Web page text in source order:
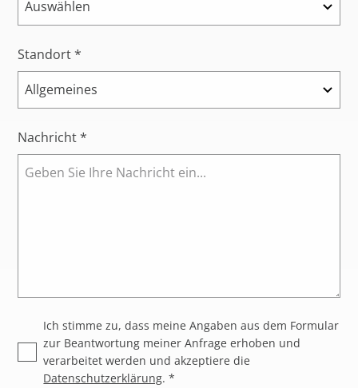
Standort *
Nachricht *
Ich stimme zu, dass meine Angaben aus dem Formular
zur Beantwortung meiner Anfrage erhoben und
verarbeitet werden und akzeptiere die
Datenschutzerklärung. *